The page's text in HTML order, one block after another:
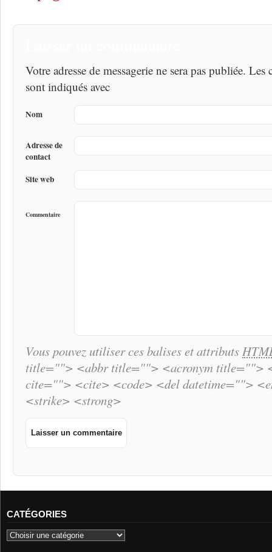
Votre adresse de messagerie ne sera pas publiée.
sont indiqués avec
Nom
Adresse de
contact
Site web
Commentaire
Vous pouvez utiliser ces balises et attributs
title=""> <abbr title=""> <acronym title="">
cite=""> <cite> <code> <del datetime="">
<strike> <strong>
CATÉGORIES